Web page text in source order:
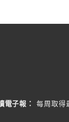
電子報：
每周取得